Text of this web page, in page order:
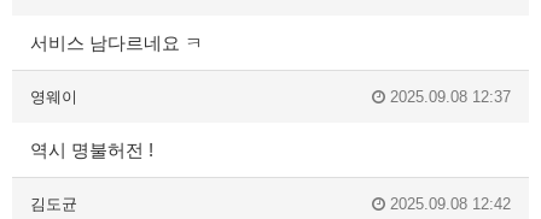
서비스 남다르네요 ㅋ
영웨이 2025.09.08 12:37
역시 명불허전 !
김도균 2025.09.08 12:42